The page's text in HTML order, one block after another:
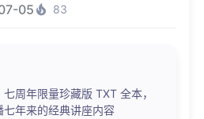
05 83
七周年限量珍藏版 TXT 全本，
七年来的经典讲座内容